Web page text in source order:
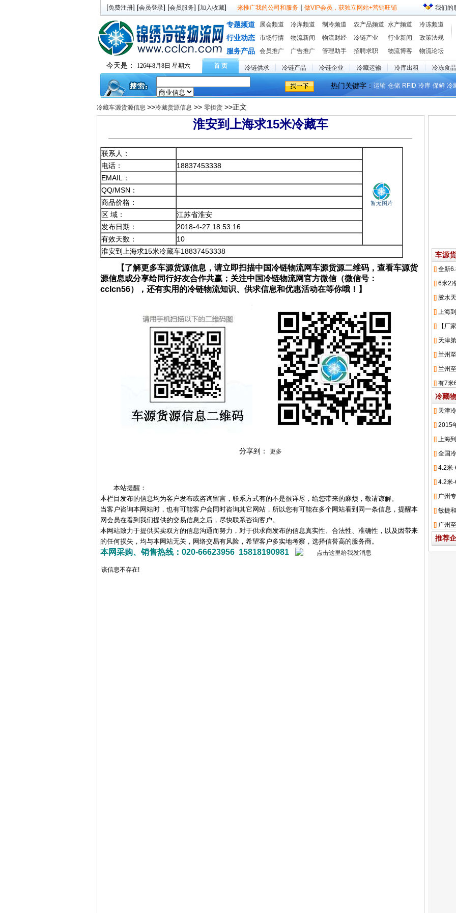
[免费注册] [会员登录] [会员服务] [加入收藏] 来推广我的公司和服务 | 做VIP会员，获独立网站+营销旺铺 我们的
专题频道 展会频道 冷库频道 制冷频道 农产品频道 水产频道 冷冻频道
行业动态 市场行情 物流新闻 物流财经 冷链产业 行业新闻 政策法规
服务产品 会员推广 广告推广 管理助手 招聘求职 物流博客 物流论坛
今天是： 126年8月8日 星期六 首 页 冷链供求 冷链产品 冷链企业 冷藏运输 冷库出租 冷冻食品
热门关键字： 运输 仓储 RFID 冷库 保鲜 冷
冷藏车源货源信息 >>冷藏货源信息 >> 零担货>>正文
淮安到上海求15米冷藏车
联系人：
电话：
18837453338
EMAIL：
QQ/MSN：
商品价格：
区 域：
江苏省淮安
发布日期：
2018-4-27 18:53:16
有效天数：
10
淮安到上海求15米冷藏车18837453338
【了解更多车源货源信息，请立即扫描中国冷链物流网车源货源二维码，查看车源货
源信息或分享给同行好友合作共赢；关注中国冷链物流网官方微信（微信号：
cclcn56），还有实用的冷链物流知识、供求信息和优惠活动在等你哦！】
分享到： 更多
本站提醒：
本栏目发布的信息均为客户发布或咨询留言，联系方式有的不是很详尽，给您带来的麻烦，敬请谅解。
当客户咨询本网站时，也有可能客户会同时咨询其它网站，所以您有可能在多个网站看到同一条信息，提醒本
网会员在看到我们提供的交易信息之后，尽快联系咨询客户。
本网站致力于提供买卖双方的信息沟通而努力，对于供求商发布的信息真实性、合法性、准确性，以及因带来
的任何损失，均与本网站无关，网络交易有风险，希望客户多实地考察，选择信誉高的服务商。
本网采购、销售热线：020-66623956 15818190981
车源
冷藏
推荐